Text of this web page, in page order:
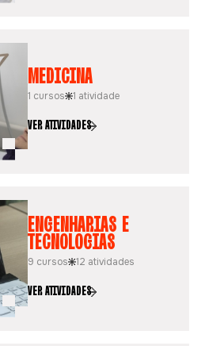
MEDICINA
1 cursos 1 atividade
VER ATIVIDADES
ENGENHARIAS E
TECNOLOGIAS
9 cursos 12 atividades
VER ATIVIDADES